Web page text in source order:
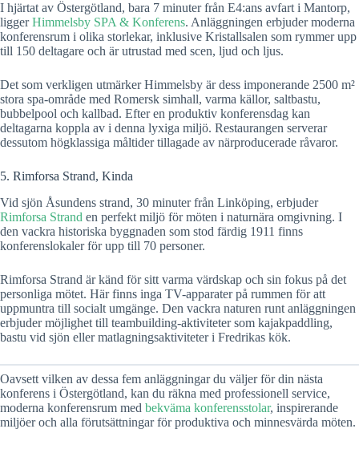
I hjärtat av Östergötland, bara 7 minuter från E4:ans avfart i Mantorp,
liggerHimmelsby SPA & Konferens. Anläggningen erbjuder moderna
konferensrum i olika storlekar, inklusive Kristallsalen som rymmer upp
till 150 deltagare och är utrustad med scen, ljud och ljus.
Det som verkligen utmärker Himmelsby är dess imponerande 2500 m²
stora spa-område med Romersk simhall, varma källor, saltbastu,
bubbelpool och kallbad. Efter en produktiv konferensdag kan
deltagarna koppla av i denna lyxiga miljö. Restaurangen serverar
dessutom högklassiga måltider tillagade av närproducerade råvaror.
5. Rimforsa Strand, Kinda
Vid sjön Åsundens strand, 30 minuter från Linköping, erbjuder
Rimforsa Strand en perfekt miljö för möten i naturnära omgivning. I
den vackra historiska byggnaden som stod färdig 1911 finns
konferenslokaler för upp till 70 personer.
Rimforsa Strand är känd för sitt varma värdskap och sin fokus på det
personliga mötet. Här finns inga TV-apparater på rummen för att
uppmuntra till socialt umgänge. Den vackra naturen runt anläggningen
erbjuder möjlighet till teambuilding-aktiviteter som kajakpaddling,
bastu vid sjön eller matlagningsaktiviteter i Fredrikas kök.
Oavsett vilken av dessa fem anläggningar du väljer för din nästa
konferens i Östergötland, kan du räkna med professionell service,
moderna konferensrum med bekväma konferensstolar, inspirerande
miljöer och alla förutsättningar för produktiva och minnesvärda möten.